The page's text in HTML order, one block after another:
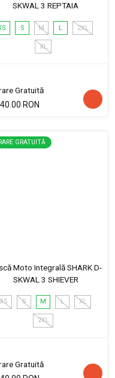
SKWAL 3 REPTAIA
S M L 2XL
XL
Gratuită
RON
GRATUITĂ
Moto Integrală SHARK D-
SKWAL 3 SHIEVER
XS S M L XL
2XL
Gratuită